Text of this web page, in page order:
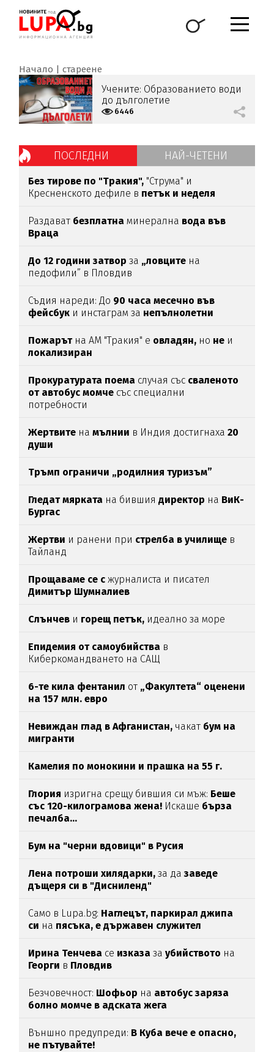
Начало стареене
Учените: Образованието води
до дълголетие
6446
ПОСЛЕДНИ НАЙ-ЧЕТЕНИ
Без тирове по "Тракия", "Струма" и
Кресненското дефиле в петък и неделя
Раздават безплатна минерална вода във
Враца
До 12 години затвор за „ловците на
педофили” в Пловдив
Съдия нареди: До 90 часа месечно във
фейсбук и инстаграм за непълнолетни
Пожарътна АМ "Тракия" е овладян, но не и
локализиран
Прокуратурата поема случая със сваленото
от автобус момче със специални
потребности
Жертвите намълнии в Индия достигнаха20
души
Тръмп ограничи „родилния туризъм”
Гледат мярката на бившиядиректор на ВиК-
Бургас
Жертви и ранени при стрелба в училище в
Тайланд
Прощаваме се с журналиста и писател
Димитър Шумналиев
Слънчев и горещ петък, идеално за море
Епидемия от самоубийства в
Киберкомандването на САЩ
6-те кила фентанил от „Факултета“ оценени
на 157 млн. евро
Невиждан глад в Афганистан, чакат бум на
мигранти
Камелия по монокини и прашка на 55 г.
Глория изригна срещу бившия си мъж: Беше
със 120-килограмова жена! Искаше бърза
печалба...
Бум на "черни вдовици" в Русия
Лена потроши хилядарки,за да заведе
дъщеря си в "Дисниленд"
Само в Lupa.bg: Наглецът, паркирал джипа
си на пясъка, е държавен служител
Ирина Тенчева се изказазаубийството на
Георги в Пловдив
Безчовечност: Шофьор на автобус заряза
болно момче в адската жега
Външно предупреди: В Куба вече е опасно,
не пътувайте!